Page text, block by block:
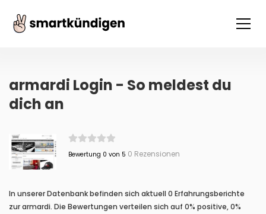
armardi Login - So meldest du
dich an
Bewertung 0 von 5 0 Rezensionen
In unserer Datenbank befinden sich aktuell 0 Erfahrungsberichte
zur armardi. Die Bewertungen verteilen sich auf 0% positive, 0%